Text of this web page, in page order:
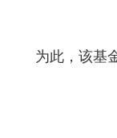
为此，该基